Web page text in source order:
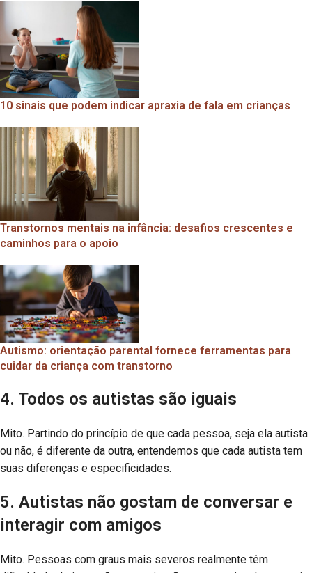
10 sinais que podem indicar apraxia de fala em crianças
Transtornos mentais na infância: desafios crescentes e
caminhos para o apoio
Autismo: orientação parental fornece ferramentas para
cuidar da criança com transtorno
4. Todos os autistas são iguais
Mito. Partindo do princípio de que cada pessoa, seja ela autista
ou não, é diferente da outra, entendemos que cada autista tem
suas diferenças e especificidades.
5. Autistas não gostam de conversar e
interagir com amigos
Mito. Pessoas com graus mais severos realmente têm